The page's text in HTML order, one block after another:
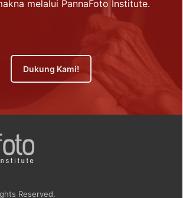
melalui PannaFoto Institute.
Dukung Kami!
Reserved.